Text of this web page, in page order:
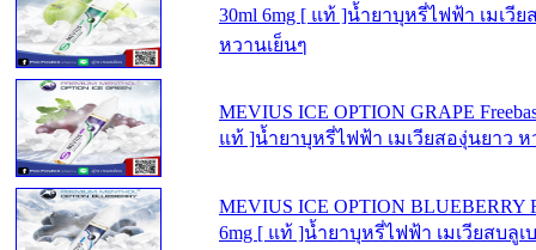
30ml 6mg [ แท้ ]น้ำยาบุหรี่ไฟฟ้า เมเวีย
หวานเย็นๆ
MEVIUS ICE OPTION GRAPE
แท้ ]น้ำยาบุหรี่ไฟฟ้า เมเวียสองุ่นยาว ห
MEVIUS ICE OPTION BLUEBERRY
6mg [ แท้ ]น้ำยาบุหรี่ไฟฟ้า เมเวียสบลูเ